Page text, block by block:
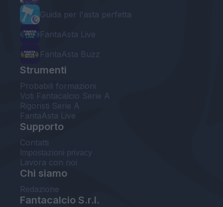
Guida per l'asta perfetta
FantaAsta Live
FantaAsta Buzz
Strumenti
Probabili formazioni
Voti Fantacalcio Serie A
Rigoristi Serie A
FantaAsta Live
Supporto
Contatti
Impostazioni privacy
Lavora con noi
Chi siamo
Redazione
Fantacalcio S.r.l.